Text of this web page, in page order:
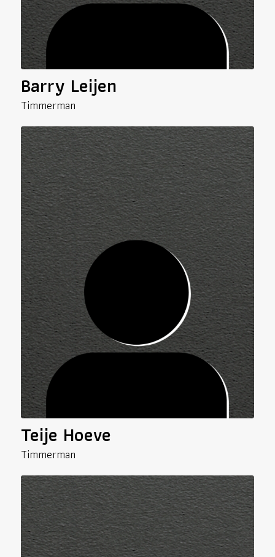
Barry Leijen
Timmerman
Teije Hoeve
Timmerman